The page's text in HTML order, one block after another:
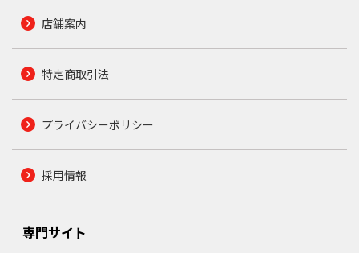
店舗案内
特定商取引法
プライバシーポリシー
採用情報
専門サイト